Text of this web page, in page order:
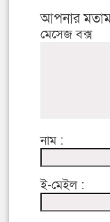
আপনার
মেসেজ বক্স
নাম :
ই-মেইল :